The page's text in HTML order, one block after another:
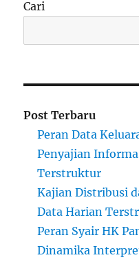
Cari
Post Terbaru
Peran Data
Penyajian
Terstruktur
Kajian Distribusi
Data Harian
Peran Syair HK
Dinamika